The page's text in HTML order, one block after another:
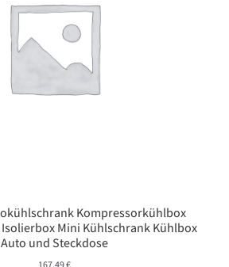
Kompressorkühlbox
Mini Kühlschrank Kühlbox
Auto und Steckdose
167,49€